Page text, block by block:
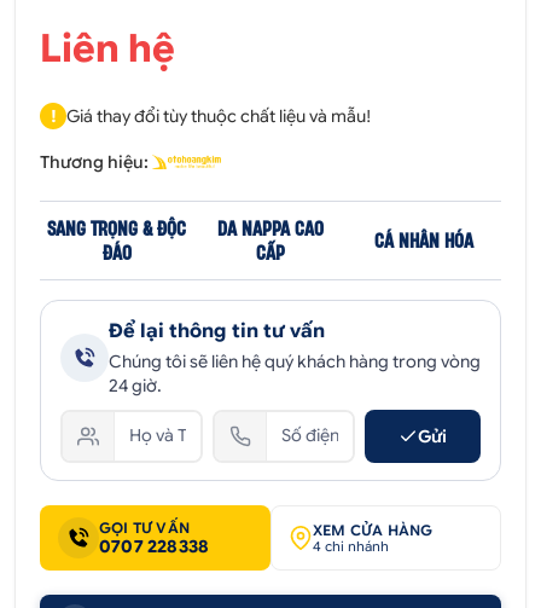
Liên hệ
! Giá thay đổi tùy thuộc chất liệu và mẫu!
Thương hiệu:
SANG TRỌNG & ĐỘC
ĐÁO
DA NAPPA CAO
CẤP
CÁ NHÂN HÓA
Để lại thông tin tư vấn
Chúng tôi sẽ liên hệ quý khách hàng trong vòng
24 giờ.
Gửi
GỌI TƯ VẤN
0707 228338
XEM CỬA HÀNG
4 chi nhánh